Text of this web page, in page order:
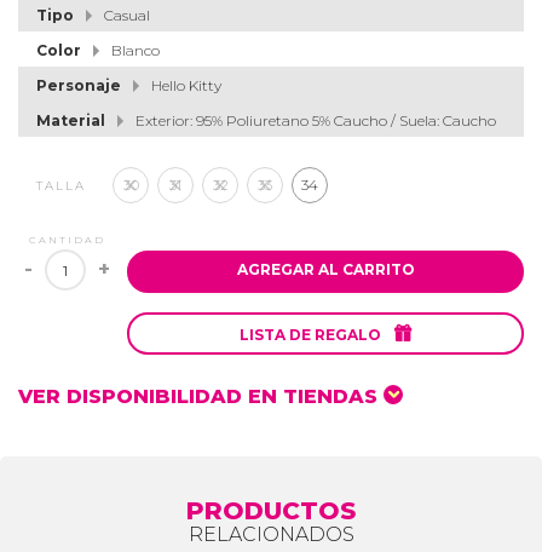
Tipo
Casual
Color
Blanco
Personaje
Hello Kitty
Material
Exterior: 95% Poliuretano 5% Caucho / Suela: Caucho
TALLA 30 31 32 33 34
CANTIDAD
- + AGREGAR AL CARRITO
LISTA DE REGALO 
VER DISPONIBILIDAD EN TIENDAS
PRODUCTOS
RELACIONADOS